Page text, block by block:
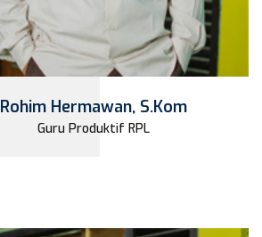
Rohim Hermawan, S.Kom
Guru Produktif RPL